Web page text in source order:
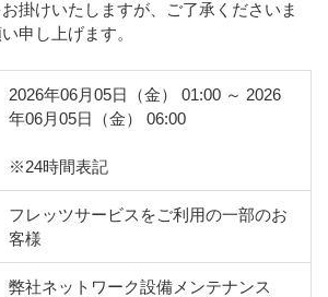
掛けいたしますが、ご了承くださいま
申し上げます。
2026年06月05日（金） 01:00 ～ 2026
年06月05日（金） 06:00
※24時間表記
フレッツサービスをご利用の一部のお
客様
弊社ネットワーク設備メンテナンス